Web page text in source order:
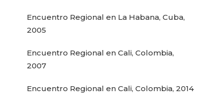
Encuentro Regional en La Habana, Cuba,
2005
Encuentro Regional en Cali, Colombia,
2007
Encuentro Regional en Cali, Colombia, 2014